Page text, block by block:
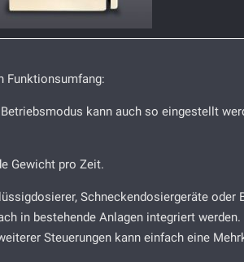
Funktionsumfang:
kann auch so eingestellt
Gewicht pro Zeit.
Schneckendosiergeräte oder
in bestehende Anlagen integriert
Steuerungen kann einfach eine